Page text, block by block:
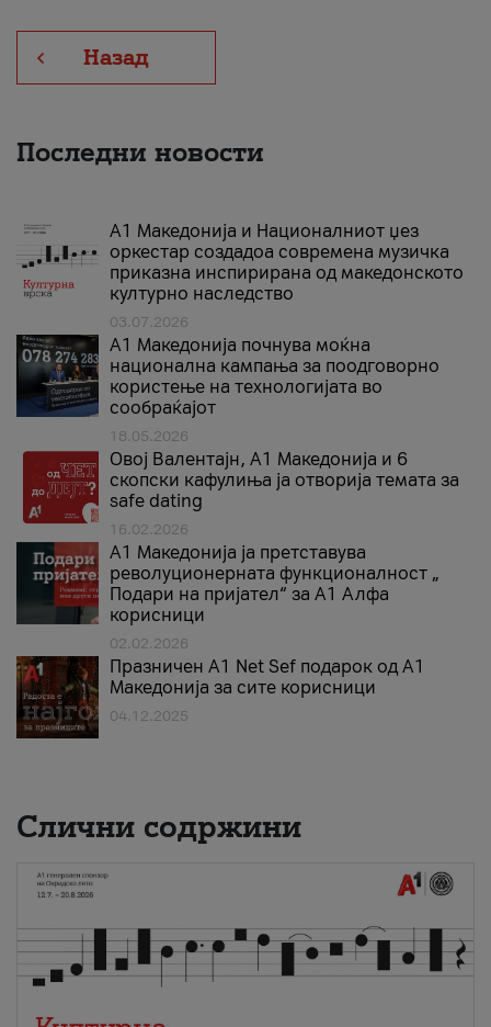
Назад
Последни новости
А1 Македонија и Националниот џез
оркестар создадоа современа музичка
приказна инспирирана од македонското
културно наследство
03.07.2026
A1 Македонија почнува моќна
национална кампања за поодговорно
користење на технологијата во
сообраќајот
18.05.2026
Овој Валентајн, A1 Македонија и 6
скопски кафулиња ја отворија темата за
safe dating
16.02.2026
А1 Македонија ја претставува
револуционерната функционалност „
Подари на пријател“ за А1 Алфа
корисници
02.02.2026
Празничен A1 Net Sеf подарок од А1
Македонија за сите корисници
04.12.2025
Слични содржини